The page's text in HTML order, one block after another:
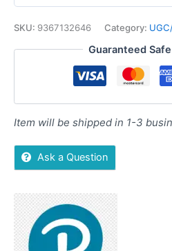
SKU: 9367132646 Category:
Guaranteed
Item will be shipped in 1-3
Ask a Question